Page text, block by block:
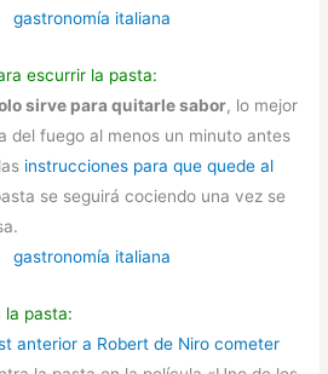
escurrir la pasta:
sirve para quitarle sabor, lo mejor
del fuego al menos un minuto antes
instrucciones para que quede al
se seguirá cociendo una vez se
la pasta:
anterior a Robert de Niro cometer